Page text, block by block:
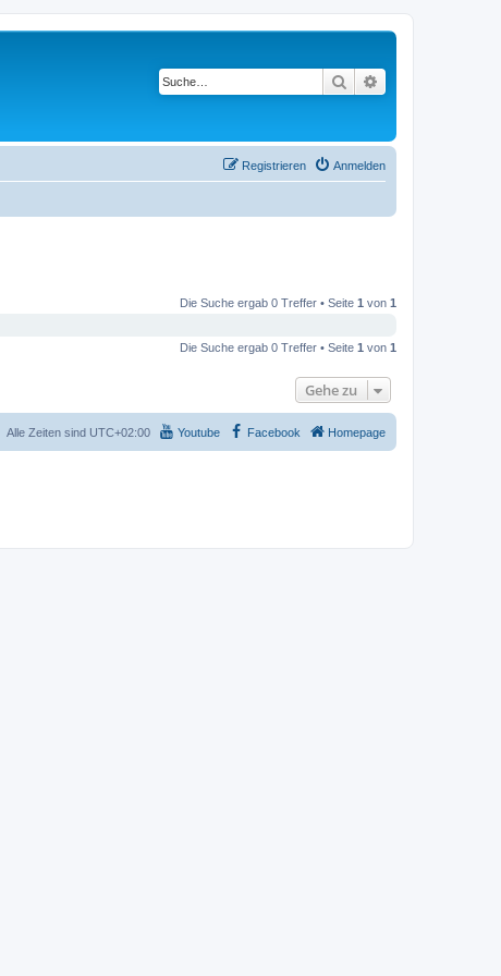
Suche
Anmelden
Registrieren
Die Suche ergab 0 Treffer • Seite 1 von 1
Die Suche ergab 0 Treffer • Seite 1 von 1
Gehe zu
Homepage
Facebook
Youtube
Alle Zeiten sind UTC+02:00